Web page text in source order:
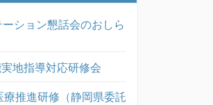
ション懇話会のおしら
地指導対応研修会
推進研修（静岡県委託